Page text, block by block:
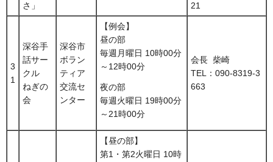
さ」
21
3
1
深谷手
話サー
クル
ねぎの
会
深谷市
ボラン
ティア
交流セ
ンター
【例会】
昼の部
毎週月曜日 10時00分
～12時00分
夜の部
毎週火曜日 19時00分
～21時00分
会長 柴崎
TEL：090-8319-3
663
【昼の部】
第1・第2火曜日 10時